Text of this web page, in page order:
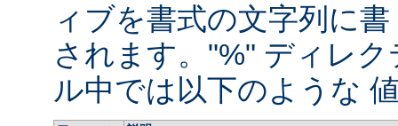
ィブを書式の文字列に
されます。"%" ディレ
ル中では以下のような